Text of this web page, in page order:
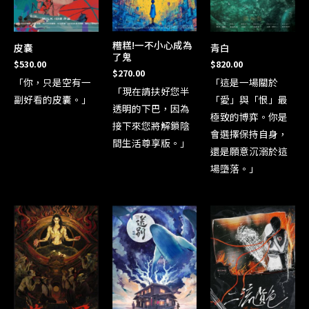
皮囊
$530.00
「你，只是空有一
副好看的皮囊。」
糟糕!一不小心成為
了鬼
$270.00
「現在請扶好您半
透明的下巴，因為
接下來您將解鎖陰
間生活尊享版。」
青白
$820.00
「這是一場關於
「愛」與「恨」最
極致的博弈。你是
會選擇保持自身，
還是願意沉溺於這
場墮落。」